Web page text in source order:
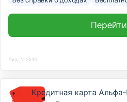
Перейти
Лиц. №2530
Кредитная карта